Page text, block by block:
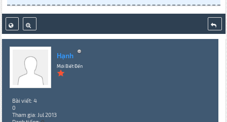
Hạnh
Mới Biết Đến
Bài viết: 4
0
Tham gia: Jul 2013